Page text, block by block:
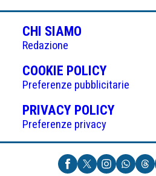
CHI SIAMO
Redazione
COOKIE POLICY(APRE
IN
UNA
NUOVA
Preferenze pubblicitarie
PRIVACY POLICY(APRE
UNA
NUOVA
Preferenze privacy